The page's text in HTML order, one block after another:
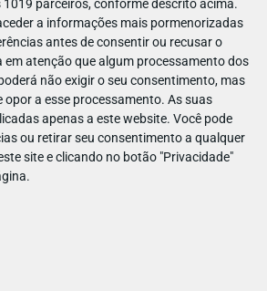
parceiros, conforme descrito acima.
a informações mais pormenorizadas
antes de consentir ou recusar o
em atenção que algum processamento dos
não exigir o seu consentimento, mas
opor a esse processamento. As suas
apenas a este website. Você pode
ou retirar seu consentimento a qualquer
site e clicando no botão "Privacidade"